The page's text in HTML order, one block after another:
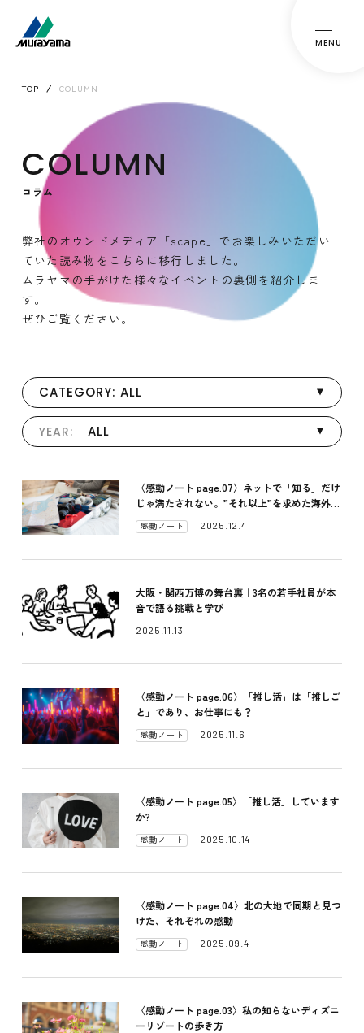
MENU
TOP COLUMN
コラム
COLUMN
弊社のオウンドメディア「scape」でお楽しみいただい
ていた読み物をこちらに移行しました。
ムラヤマの手がけた様々なイベントの裏側を紹介しま
す。
ぜひご覧ください。
CATEGORY: ALL
YEAR: ALL
〈感動ノート page.07〉ネットで「知る」だけ
じゃ満たされない。”それ以上”を求めた海外旅
行
感動ノート 2025.12.4
大阪・関西万博の舞台裏｜3名の若手社員が本
音で語る挑戦と学び
2025.11.13
〈感動ノート page.06〉「推し活」は「推しご
と」であり、お仕事にも？
感動ノート 2025.11.6
〈感動ノート page.05〉「推し活」しています
か?
感動ノート 2025.10.14
〈感動ノート page.04〉北の大地で同期と見つ
けた、それぞれの感動
感動ノート 2025.09.4
〈感動ノート page.03〉私の知らないディズニ
ーリゾートの歩き方